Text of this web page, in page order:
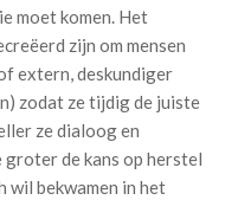
moet komen. Het
zijn om mensen
extern, deskundiger
zodat ze tijdig de juiste
ze dialoog en
de kans op herstel
wil bekwamen in het